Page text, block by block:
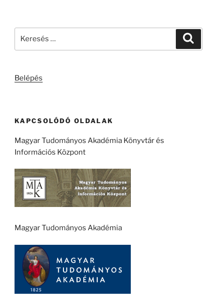
Belépés
KAPCSOLÓDÓ OLDALAK
Magyar Tudományos Akadémia Könyvtár és
Információs Központ
Magyar Tudományos Akadémia